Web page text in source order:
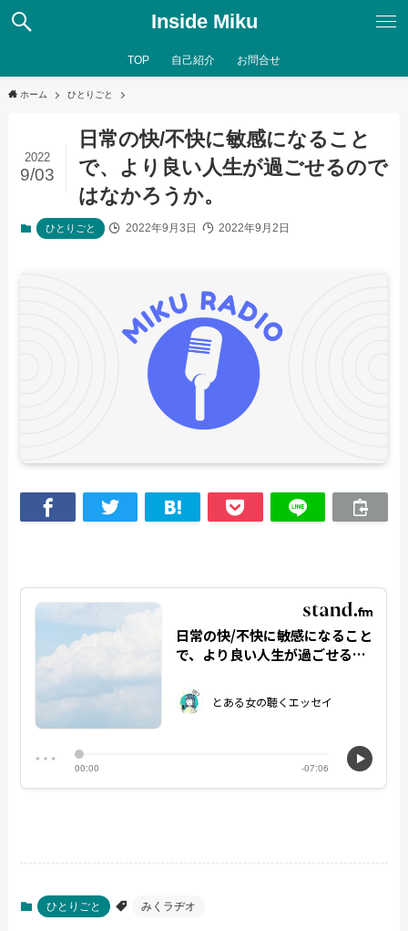
Inside Miku
TOP 自己紹介 お問合せ
ホーム ひとりごと
日常の快/不快に敏感になること
で、より良い人生が過ごせるので
はなかろうか。
2022
9/03
ひとりごと 2022年9月3日 2022年9月2日
ひとりごと みくラヂオ